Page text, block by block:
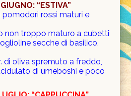
“ESTIVA”
rossi maturi e
non troppo maturo a cubetti
secche di basilico,
di oliva spremuto a freddo,
di umeboshi e poco